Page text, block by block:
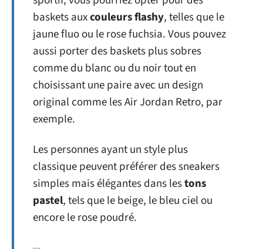
baskets auxcouleurs flashy, telles que le
jaune fluo ou le rose fuchsia. Vous pouvez
aussi porter des baskets plus sobres
comme du blanc ou du noir tout en
choisissant une paire avec un design
original comme les Air Jordan Retro, par
exemple.
Les personnes ayant un style plus
classique peuvent préférer des sneakers
simples mais élégantes dans lestons
pastel, tels que le beige, le bleu ciel ou
encore le rose poudré.